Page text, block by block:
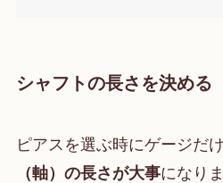
シャフトの長さを決める
ピアスを選ぶ時にゲージだけ
（軸）の長さが大事になり